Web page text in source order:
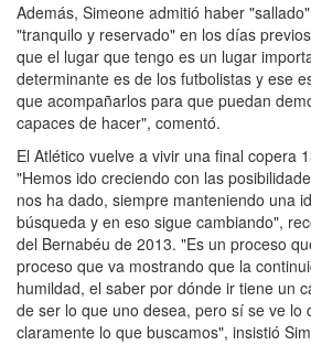
Además, Simeone admitió haber
"tranquilo y reservado" en los días
que el lugar que tengo es un lugar
determinante es de los futbolistas y ese
que acompañarlos para que puedan
capaces de hacer", comentó.
El Atlético vuelve a vivir una final copera
"Hemos ido creciendo con las
nos ha dado, siempre manteniendo una
búsqueda y en eso sigue cambiando",
del Bernabéu de 2013. "Es un proceso
proceso que va mostrando que la
humildad, el saber por dónde ir tiene un
de ser lo que uno desea, pero sí se ve lo
claramente lo que buscamos", insistió